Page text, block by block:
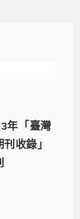
年「臺灣
收錄」